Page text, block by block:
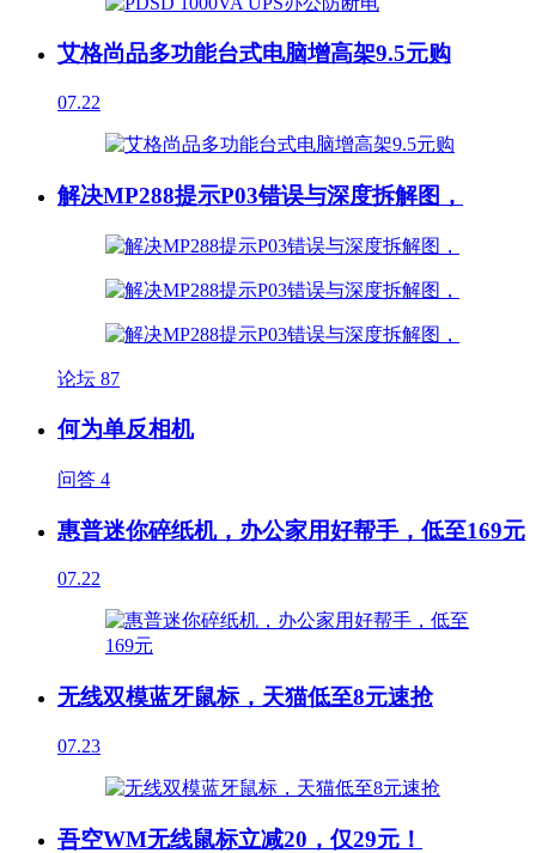
艾格尚品多功能台式电脑增高架9.5元购
07.22
解决MP288提示P03错误与深度拆解图，
论坛 87
何为单反相机
问答 4
惠普迷你碎纸机，办公家用好帮手，低至169元
07.22
无线双模蓝牙鼠标，天猫低至8元速抢
07.23
吾空WM无线鼠标立减20，仅29元！